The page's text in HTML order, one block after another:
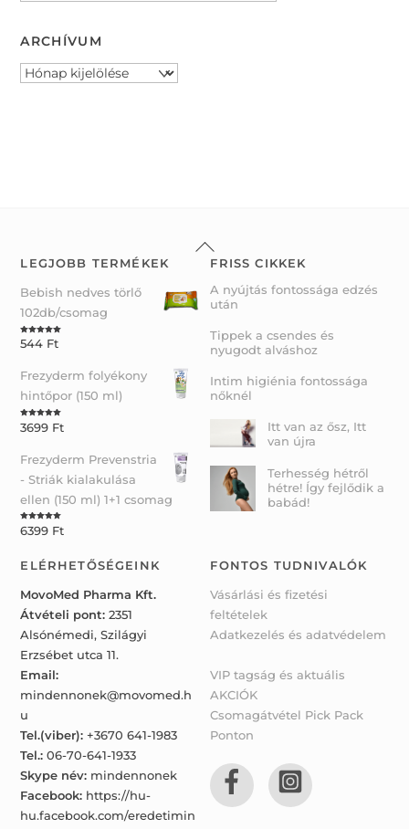
ARCHÍVUM
Archívum
Back
To
LEGJOBB TERMÉKEK
Bebish nedves törlő
102db/csomag
Rated5.00
out of 5
544 Ft
Frezyderm folyékony
hintőpor (150 ml)
Rated5.00
out of 5
3699 Ft
Frezyderm Prevenstria
- Striák kialakulása
ellen (150 ml) 1+1 csomag
Rated5.00
out of 5
6399 Ft
FRISS CIKKEK
A nyújtás fontossága edzés
után
Tippek a csendes és
nyugodt alváshoz
Intim higiénia fontossága
nőknél
Itt van az ősz, Itt
van újra
Terhesség hétről
hétre! Így fejlődik a
babád!
ELÉRHETŐSÉGEINK
MovoMed Pharma Kft.
Átvételi pont: 2351
Alsónémedi, Szilágyi
Erzsébet utca 11.
Email:
mindennonek@movomed.h
u
Tel.(viber): +3670 641-1983
Tel.: 06-70-641-1933
Skype név: mindennonek
Facebook: https://hu-
hu.facebook.com/eredetimin
FONTOS TUDNIVALÓK
Vásárlási és fizetési
feltételek
Adatkezelés és adatvédelem
VIP tagság és aktuális
AKCIÓK
Csomagátvétel Pick Pack
Ponton